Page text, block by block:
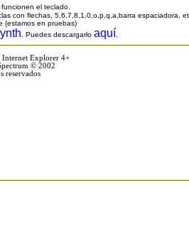
el teclado.
con flechas, 5,6,7,8,1,0,o,p,q,a,barra espaciadora,
(estamos en pruebas)
. Puedes descargarlo aquí
Internet Explorer 4+
© 2002
reservados